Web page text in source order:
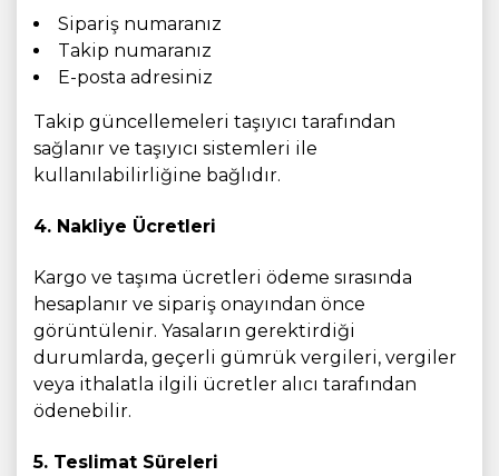
Sipariş numaranız
Takip numaranız
E-posta adresiniz
Takip güncellemeleri taşıyıcı tarafından
sağlanır ve taşıyıcı sistemleri ile
kullanılabilirliğine bağlıdır.
4. Nakliye Ücretleri
Kargo ve taşıma ücretleri ödeme sırasında
hesaplanır ve sipariş onayından önce
görüntülenir. Yasaların gerektirdiği
durumlarda, geçerli gümrük vergileri, vergiler
veya ithalatla ilgili ücretler alıcı tarafından
ödenebilir.
5. Teslimat Süreleri